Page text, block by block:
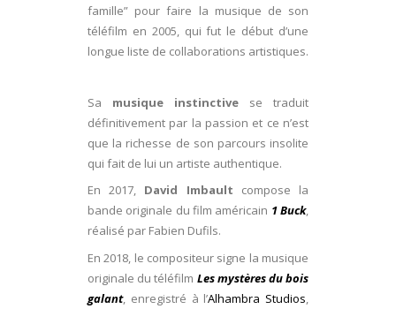
famille” pour faire la musique de son
téléfilm en 2005, qui fut le début d’une
longue liste de collaborations artistiques.
Sa musique instinctive se traduit
définitivement par la passion et ce n’est
que la richesse de son parcours insolite
qui fait de lui un artiste authentique.
En 2017, David Imbault compose la
bande originale du film américain 1 Buck,
réalisé par Fabien Dufils.
En 2018, le compositeur signe la musique
originale du téléfilm Les mystères du bois
galant, enregistré à l’Alhambra Studios